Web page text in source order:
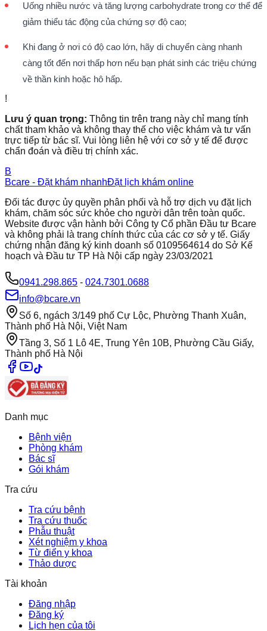
Uống nhiều nước và tăng lượng carbohydrate trong cơ thể để
giảm thiểu tác động của chứng sợ độ cao;
Khi đang ở nơi có độ cao lớn, hãy di chuyển càng nhanh
càng tốt đến nơi thấp hơn nếu bạn phát sinh các triệu chứng
về thần kinh hoặc hô hấp.
!
Lưu ý quan trọng: Thông tin trên trang này chỉ mang tính
chất tham khảo và không thay thế cho việc khám và tư vấn
trực tiếp từ bác sĩ. Vui lòng liên hệ với cơ sở y tế để được
chẩn đoán và điều trị chính xác.
B
Bcare - Đặt khám nhanhĐặt lịch khám online
Đối tác được ủy quyền phân phối và hỗ trợ dịch vụ đặt lịch
khám, chăm sóc sức khỏe cho người dân trên toàn quốc.
Website được vận hành bởi Công ty Cổ phần Đầu tư Bcare
và không phải là trang chính thức của các cơ sở y tế. Giấy
chứng nhận đăng ký kinh doanh số 0109564614 do Sở Kế
hoạch và Đầu tư TP Hà Nội cấp ngày 23/03/2021
0941.298.865 - 024.7301.0688
info@bcare.vn
Số 6, ngách 3/149 phố Cự Lộc, Phường Thanh Xuân,
Thành phố Hà Nội, Việt Nam
Tầng 3, Số 1 Lô 4E, Trung Yên 10B, Phường Cầu Giấy,
Thành phố Hà Nội
Danh mục
Bệnh viện
Phòng khám
Bác sĩ
Gói khám
Tra cứu
Tra cứu bệnh
Tra cứu thuốc
Phẫu thuật
Xét nghiệm y khoa
Từ điển y khoa
Thảo dược
Tài khoản
Đăng nhập
Đăng ký
Lịch hẹn của tôi